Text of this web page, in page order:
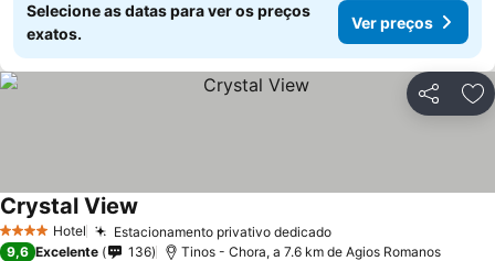
Selecione as datas para ver os preços
exatos.
Ver preços
Partilhar
4 EstrelasHotel Estacionamento privativo dedicado
Crystal View
9,6 Excelente 136 Tinos - Chora, a 7.6 km de Agios Romanos